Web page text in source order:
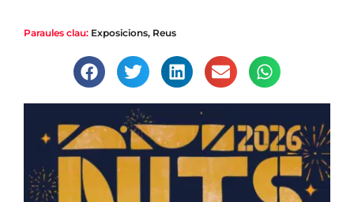
Paraules clau: Exposicions, Reus